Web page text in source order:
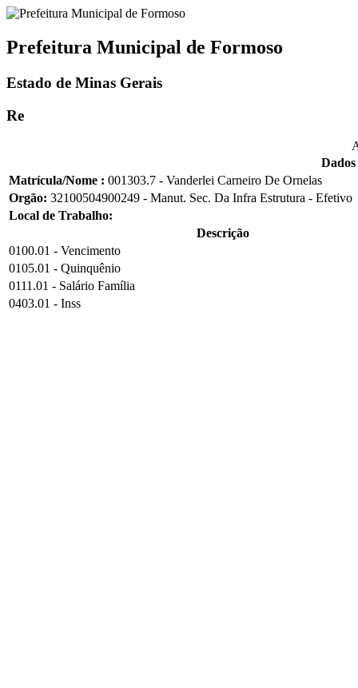
Prefeitura Municipal de Formoso
Estado de Minas Gerais
Re
Matrícula/Nome : 001303.7 - Vanderlei Carneiro De Ornelas
Orgão: 32100504900249 - Manut. Sec. Da Infra Estrutura - Efetivo
Local de Trabalho:
Descrição
0100.01 - Vencimento
0105.01 - Quinquênio
0111.01 - Salário Família
0403.01 - Inss